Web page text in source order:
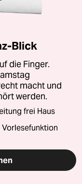
Blick
die Finger.
macht und
werden.
frei Haus